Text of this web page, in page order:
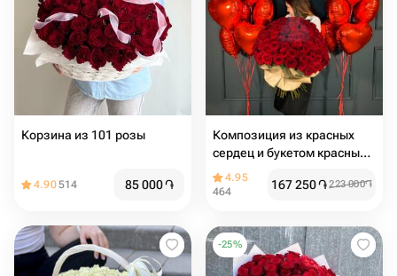
Корзина из 101 розы
4.90514 85 000֏
Композиция из красных
сердец и букетом красных
роз 101 шт
4.95
464
167 250֏223 000֏
-25%